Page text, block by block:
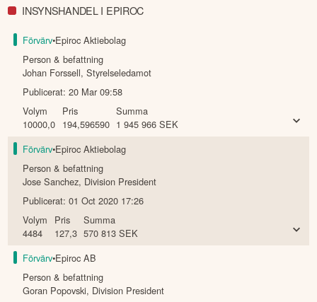
INSYNSHANDEL I EPIROC
Förvärv•Epiroc Aktiebolag
Person & befattning
Johan Forssell,Styrelseledamot
Publicerat:20 Mar 09:58
Volym
10000,0
Pris
194,596590
Summa
1 945 966 SEK
Förvärv•Epiroc Aktiebolag
Person & befattning
Jose Sanchez, Division President
Publicerat:01 Oct 2020 17:26
Volym
4484
Pris
127,3
Summa
570 813 SEK
Förvärv•Epiroc AB
Person & befattning
Goran Popovski, Division President